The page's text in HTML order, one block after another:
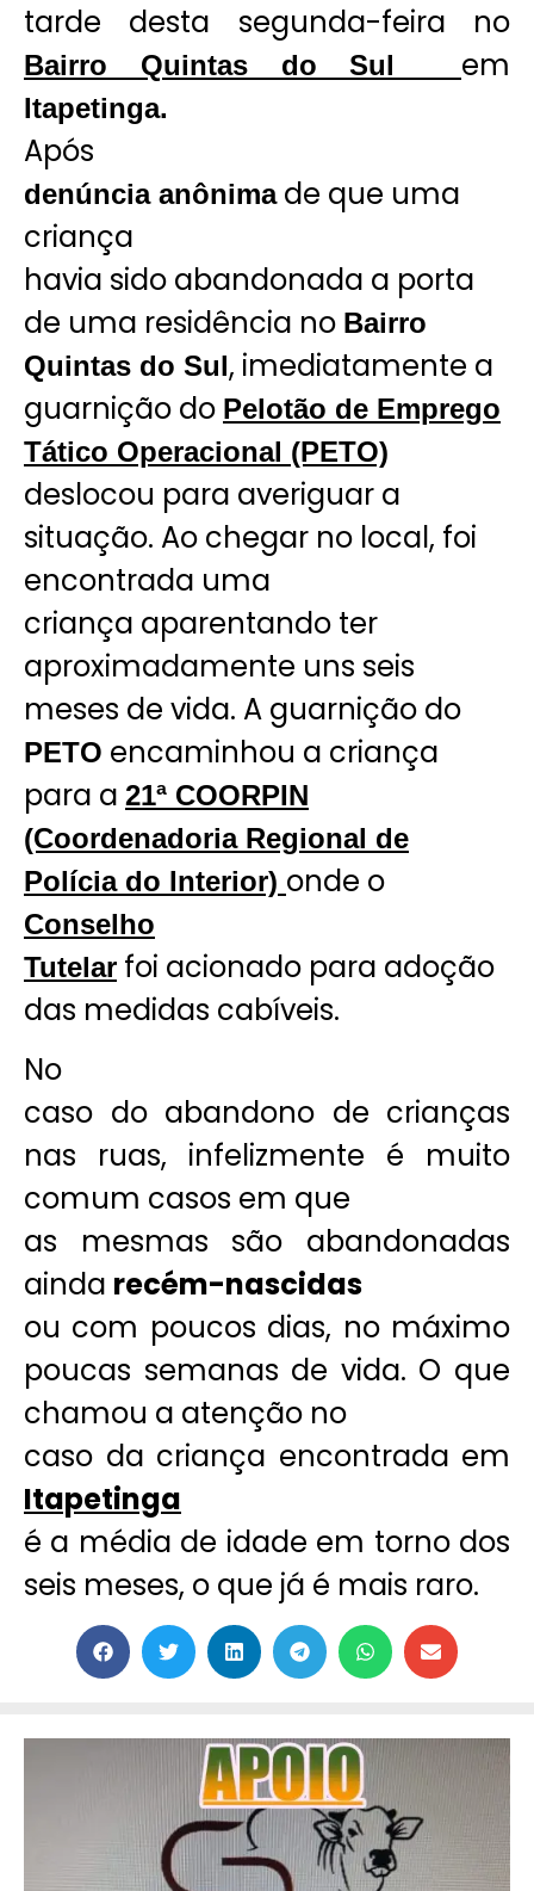
tarde desta segunda-feira no
Bairro Quintas do Sul em
Itapetinga.
Após
denúncia anônimade que uma
criança
havia sido abandonada a porta
de uma residência no Bairro
Quintas do Sul, imediatamente a
guarnição do Pelotão de Emprego
Tático Operacional (PETO)
deslocou para averiguar a
situação. Ao chegar no local, foi
encontrada uma
criança aparentando ter
aproximadamente uns seis
meses de vida. A guarnição do
PETO encaminhou a criança
para a 21ª COORPIN
(Coordenadoria Regional de
Polícia do Interior) onde o
Conselho
Tutelar foi acionado para adoção
das medidas cabíveis.
No
caso do abandono de crianças
nas ruas, infelizmente é muito
comum casos em que
as mesmas são abandonadas
ainda recém-nascidas
ou com poucos dias, no máximo
poucas semanas de vida. O que
chamou a atenção no
caso da criança encontrada em
Itapetinga
é a média de idade em torno dos
seis meses, o que já é mais raro.